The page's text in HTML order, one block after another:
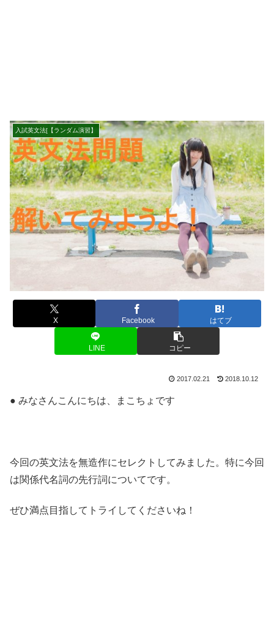
入試英文法[【ランダム演習】
X Facebook はてブ
LINE コピー
2017.02.21 2018.10.12
● みなさんこんにちは、まこちょです
今回の英文法を無造作にセレクトしてみました。特に今回
は関係代名詞の先行詞についてです。
ぜひ満点目指してトライしてくださいね！